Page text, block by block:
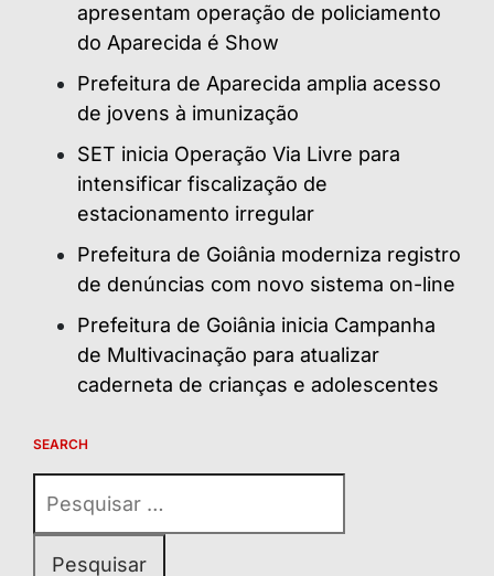
apresentam operação de policiamento
do Aparecida é Show
Prefeitura de Aparecida amplia acesso
de jovens à imunização
SET inicia Operação Via Livre para
intensificar fiscalização de
estacionamento irregular
Prefeitura de Goiânia moderniza registro
de denúncias com novo sistema on-line
Prefeitura de Goiânia inicia Campanha
de Multivacinação para atualizar
caderneta de crianças e adolescentes
SEARCH
por: